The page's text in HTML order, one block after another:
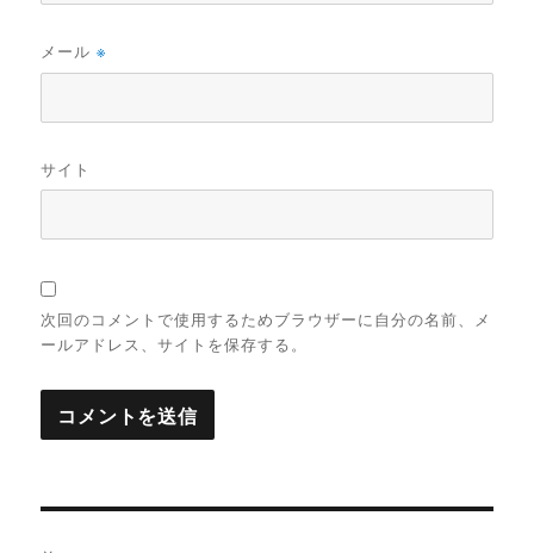
メール※
サイト
次回のコメントで使用するためブラウザーに自分の名前、メ
ールアドレス、サイトを保存する。